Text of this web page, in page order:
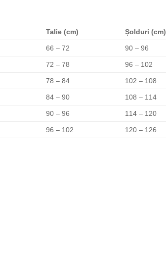
Talie (cm) Șolduri (cm)
66 – 72 90 – 96
72 – 78 96 – 102
78 – 84 102 – 108
84 – 90 108 – 114
90 – 96 114 – 120
96 – 102 120 – 126